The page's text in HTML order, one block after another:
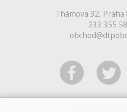
Thámova 32, Praha
233 355